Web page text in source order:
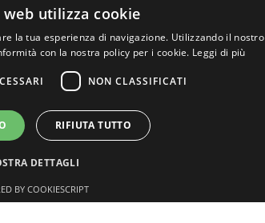
segreteria@pec-
comunediriomaggiore.it
Email
utilizza cookie
la tua esperienza di navigazione. Utilizzando il nostro
con la nostra policy per i cookie. Leggi di più
NON CLASSIFICATI
RIFIUTA TUTTO
DETTAGLI
BY COOKIESCRIPT